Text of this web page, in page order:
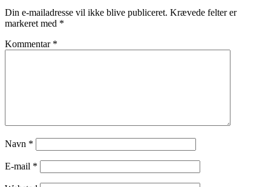
Din e-mailadresse vil ikke blive publiceret. Krævede felter er
markeret med *
Kommentar *
Navn *
E-mail *